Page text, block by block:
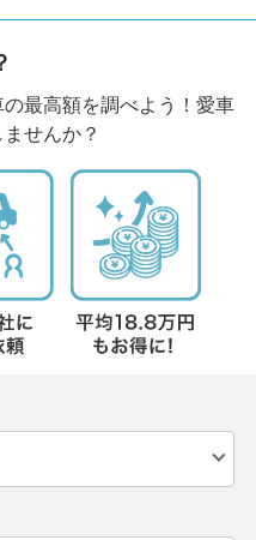
最高額を調べよう！愛車
せんか？